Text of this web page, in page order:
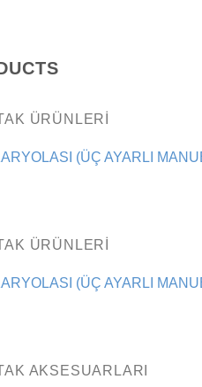
ÜRÜNLERI
(ÜÇ AYARLI
ÜRÜNLERI
(ÜÇ AYARLI
AKSESUARLARI